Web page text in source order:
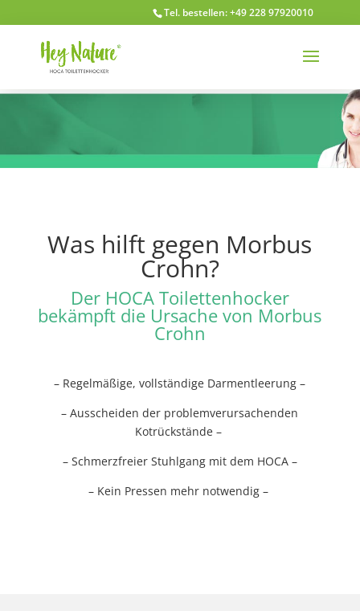
Tel. bestellen: +49 228 97920010
Was hilft gegen Morbus
Crohn?
Der HOCA Toilettenhocker
bekämpft die Ursache von Morbus
Crohn
– Regelmäßige, vollständige Darmentleerung –
– Ausscheiden der problemverursachenden
Kotrückstände –
– Schmerzfreier Stuhlgang mit dem HOCA –
– Kein Pressen mehr notwendig –